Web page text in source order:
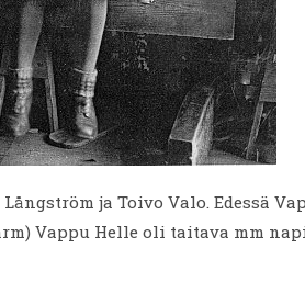
ja Toivo Valo. Edessä
Vappu Helle oli taitava mm